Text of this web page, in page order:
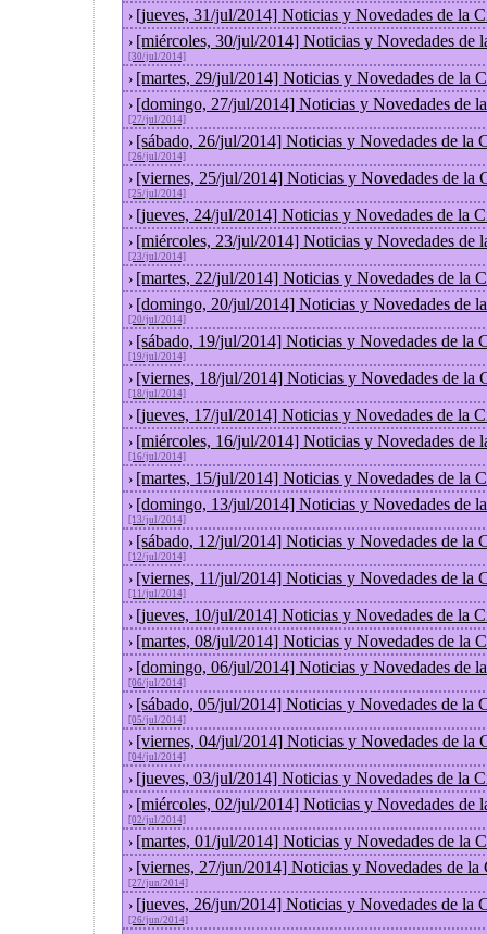
› [jueves, 31/jul/2014] Noticias y Novedades de la
› [miércoles, 30/jul/2014] Noticias y Novedades de
[30/jul/2014]
› [martes, 29/jul/2014] Noticias y Novedades de la
› [domingo, 27/jul/2014] Noticias y Novedades de
[27/jul/2014]
› [sábado, 26/jul/2014] Noticias y Novedades de la
[26/jul/2014]
› [viernes, 25/jul/2014] Noticias y Novedades de la
[25/jul/2014]
› [jueves, 24/jul/2014] Noticias y Novedades de la
› [miércoles, 23/jul/2014] Noticias y Novedades de
[23/jul/2014]
› [martes, 22/jul/2014] Noticias y Novedades de la
› [domingo, 20/jul/2014] Noticias y Novedades de
[20/jul/2014]
› [sábado, 19/jul/2014] Noticias y Novedades de la
[19/jul/2014]
› [viernes, 18/jul/2014] Noticias y Novedades de la
[18/jul/2014]
› [jueves, 17/jul/2014] Noticias y Novedades de la
› [miércoles, 16/jul/2014] Noticias y Novedades de
[16/jul/2014]
› [martes, 15/jul/2014] Noticias y Novedades de la
› [domingo, 13/jul/2014] Noticias y Novedades de
[13/jul/2014]
› [sábado, 12/jul/2014] Noticias y Novedades de la
[12/jul/2014]
› [viernes, 11/jul/2014] Noticias y Novedades de la
[11/jul/2014]
› [jueves, 10/jul/2014] Noticias y Novedades de la
› [martes, 08/jul/2014] Noticias y Novedades de la
› [domingo, 06/jul/2014] Noticias y Novedades de
[06/jul/2014]
› [sábado, 05/jul/2014] Noticias y Novedades de la
[05/jul/2014]
› [viernes, 04/jul/2014] Noticias y Novedades de la
[04/jul/2014]
› [jueves, 03/jul/2014] Noticias y Novedades de la
› [miércoles, 02/jul/2014] Noticias y Novedades de
[02/jul/2014]
› [martes, 01/jul/2014] Noticias y Novedades de la
› [viernes, 27/jun/2014] Noticias y Novedades de la
[27/jun/2014]
› [jueves, 26/jun/2014] Noticias y Novedades de la
[26/jun/2014]